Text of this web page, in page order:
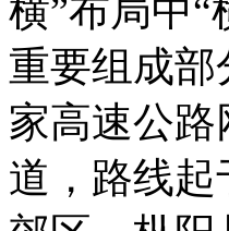
横”布局中
重要组成部
家高速公
道，路线